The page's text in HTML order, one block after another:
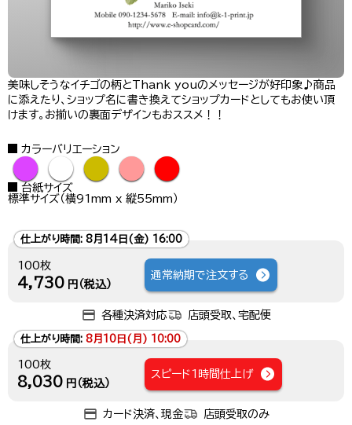
美味しそうなイチゴの柄とThank youのメッセージが好印象♪商品
に添えたり、ショップ名に書き換えてショップカードとしてもお使い頂
けます。お揃いの裏面デザインもおススメ！！
カラーバリエーション
● ● ● ● ●
台紙サイズ
標準サイズ（横91mm x 縦55mm）
仕上がり時間: 8月14日(金) 16:00
100枚
4,730 円（税込）
通常納期で注文する
各種決済対応 店頭受取、宅配便
仕上がり時間: 8月10日(月) 10:00
100枚
8,030 円（税込）
スピード1時間仕上げ
カード決済、現金 店頭受取のみ